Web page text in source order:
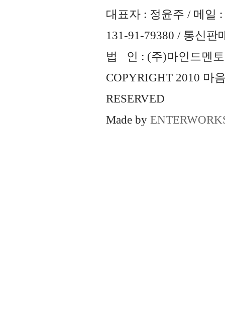
대표자 : 정윤주 / 메일 :
131-91-79380 / 통신판
법 인 : (주)마인드멘토
COPYRIGHT 2010 마
RESERVED
Made by